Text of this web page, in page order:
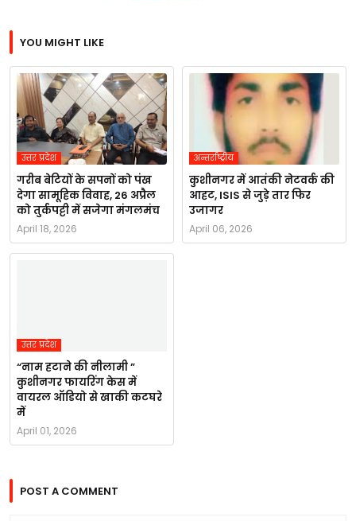
YOU MIGHT LIKE
उत्तर प्रदेश
गरीब बेटियों के सपनों को पंख
देगा सामूहिक विवाह, 26 अप्रैल
को तुर्कपट्टी में सजेगा मंगलमंच
April 18, 2026
अन्तर्राष्ट्रीय
कुशीनगर में आतंकी नेटवर्क की
आहट, ISIS से जुड़े तार फिर
उजागर
April 06, 2026
उत्तर प्रदेश
“नाम हटाने की नीलामी ”
कुशीनगर फायरिंग केस में
वायरल ऑडियो से खाकी कटघरे
में
April 01, 2026
POST A COMMENT